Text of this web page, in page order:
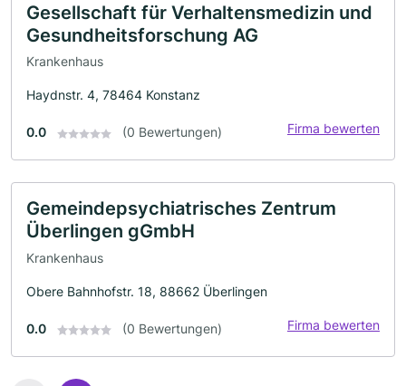
Gesellschaft für Verhaltensmedizin und
Gesundheitsforschung AG
Krankenhaus
Haydnstr. 4, 78464 Konstanz
0.0 (0 Bewertungen) Firma bewerten
Gemeindepsychiatrisches Zentrum
Überlingen gGmbH
Krankenhaus
Obere Bahnhofstr. 18, 88662 Überlingen
0.0 (0 Bewertungen) Firma bewerten